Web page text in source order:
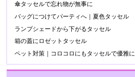
傘タッセルで忘れ物が無事に
バッグにつけてパーティへ｜夏色タッセル
ランプシェードから下がるタッセル
箱の蓋にロゼットタッセル
ペット対策｜コロコロにもタッセルで優雅に